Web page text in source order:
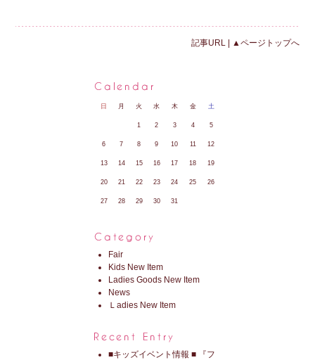
記事URL | ▲ページトップへ
日 月 火 水 木 金 土
1 2 3 4 5
6 7 8 9 10 11 12
13 14 15 16 17 18 19
20 21 22 23 24 25 26
27 28 29 30 31
Fair
Kids New Item
Ladies Goods New Item
News
Ｌadies New Item
■キッズイベント情報 ■ 『フ